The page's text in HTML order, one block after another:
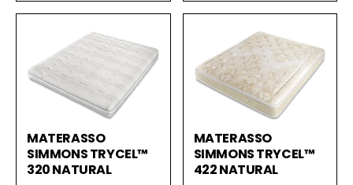
MATERASSO
SIMMONS TRYCEL™
320 NATURAL
MATERASSO
SIMMONS TRYCEL™
422 NATURAL